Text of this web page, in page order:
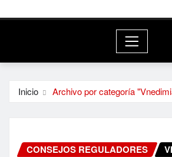
Inicio Archivo por categoría
CONSEJOS REGULADORES